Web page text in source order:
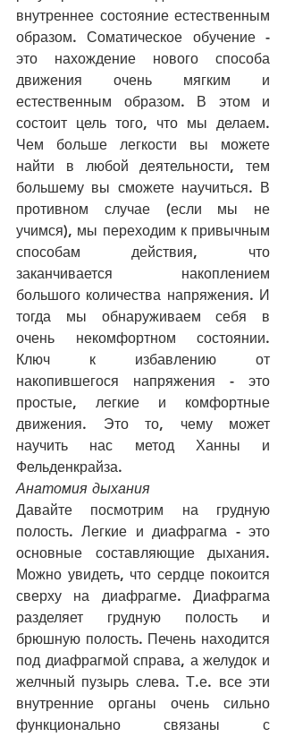
внутреннее состояние естественным
образом. Соматическое обучение -
это нахождение нового способа
движения очень мягким и
естественным образом. В этом и
состоит цель того, что мы делаем.
Чем больше легкости вы можете
найти в любой деятельности, тем
большему вы сможете научиться. В
противном случае (если мы не
учимся), мы переходим к привычным
способам действия, что
заканчивается накоплением
большого количества напряжения. И
тогда мы обнаруживаем себя в
очень некомфортном состоянии.
Ключ к избавлению от
накопившегося напряжения - это
простые, легкие и комфортные
движения. Это то, чему может
научить нас метод Ханны и
Фельденкрайза.
Анатомия дыхания
Давайте посмотрим на грудную
полость. Легкие и диафрагма - это
основные составляющие дыхания.
Можно увидеть, что сердце покоится
сверху на диафрагме. Диафрагма
разделяет грудную полость и
брюшную полость. Печень находится
под диафрагмой справа, а желудок и
желчный пузырь слева. Т.е. все эти
внутренние органы очень сильно
функционально связаны с